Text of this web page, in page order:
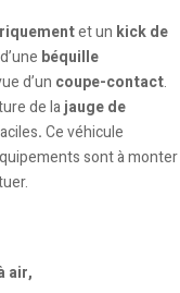
et un kick de
béquille
d’un coupe-contact.
de lajauge de
.Ce véhicule
sont à monter
air,